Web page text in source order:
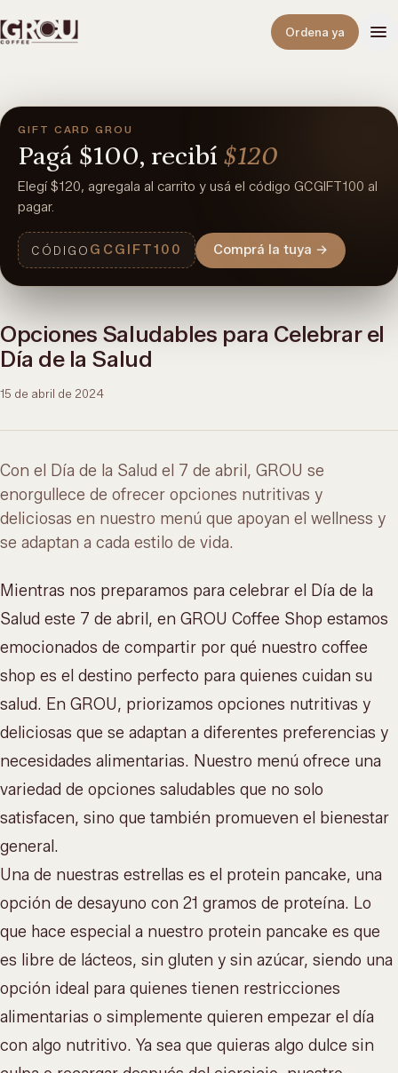
Ordena ya
GIFT CARD GROU
Pagá $100, recibí $120
Elegí $120, agregala al carrito y usá el código GCGIFT100 al
pagar.
CÓDIGO GCGIFT100 Comprá la tuya →
Opciones Saludables para Celebrar el
Día de la Salud
15 de abril de 2024
Con el Día de la Salud el 7 de abril, GROU se
enorgullece de ofrecer opciones nutritivas y
deliciosas en nuestro menú que apoyan el wellness y
se adaptan a cada estilo de vida.
Mientras nos preparamos para celebrar el Día de la
Salud este 7 de abril, en GROU Coffee Shop estamos
emocionados de compartir por qué nuestro coffee
shop es el destino perfecto para quienes cuidan su
salud. En GROU, priorizamos opciones nutritivas y
deliciosas que se adaptan a diferentes preferencias y
necesidades alimentarias. Nuestro menú ofrece una
variedad de opciones saludables que no solo
satisfacen, sino que también promueven el bienestar
general.
Una de nuestras estrellas es el protein pancake, una
opción de desayuno con 21 gramos de proteína. Lo
que hace especial a nuestro protein pancake es que
es libre de lácteos, sin gluten y sin azúcar, siendo una
opción ideal para quienes tienen restricciones
alimentarias o simplemente quieren empezar el día
con algo nutritivo. Ya sea que quieras algo dulce sin